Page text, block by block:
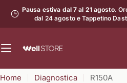
contenuto
Pausa estiva dal 7 al 21 agosto.
dal 24 agosto e Tappetino
Home Diagnostica R150A